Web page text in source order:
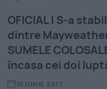
OFICIAL | S-a
dintre
SUMELE
încasa cei doi
15 IUNIE 2017